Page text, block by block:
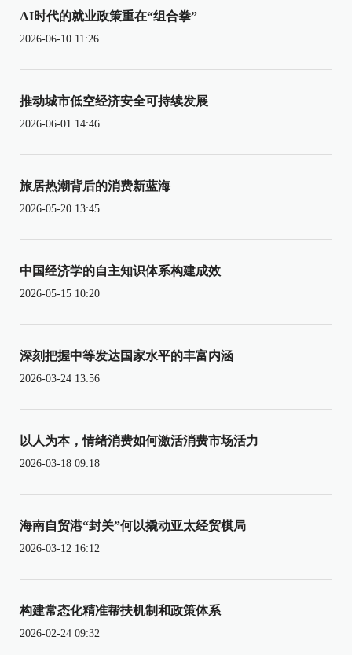
AI时代的就业政策重在“组合拳”
2026-06-10 11:26
推动城市低空经济安全可持续发展
2026-06-01 14:46
旅居热潮背后的消费新蓝海
2026-05-20 13:45
中国经济学的自主知识体系构建成效
2026-05-15 10:20
深刻把握中等发达国家水平的丰富内涵
2026-03-24 13:56
以人为本，情绪消费如何激活消费市场活力
2026-03-18 09:18
海南自贸港“封关”何以撬动亚太经贸棋局
2026-03-12 16:12
构建常态化精准帮扶机制和政策体系
2026-02-24 09:32